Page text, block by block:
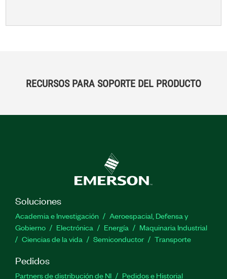
RECURSOS PARA SOPORTE DEL PRODUCTO
Soluciones
Academia e Investigación
Aeroespacial, Defensa y
Gobierno
Electrónica Energía
Maquinaria Industrial
Ciencias de la vida
Semiconductor Transporte
Pedidos
Partners de distribución de NI
Pedidos e Historial